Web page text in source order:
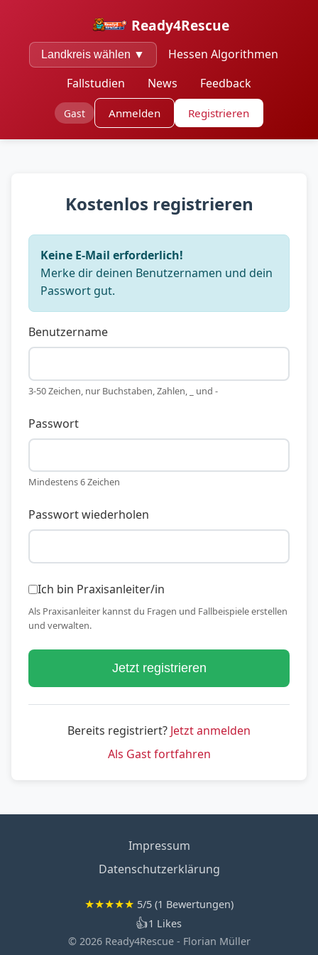
Ready4Rescue
Landkreis wählen ▼
Hessen Algorithmen
Fallstudien
News Feedback
Gast Anmelden Registrieren
Kostenlos registrieren
Keine E-Mail erforderlich!
Merke dir deinen Benutzernamen und dein
Passwort gut.
Benutzername
3-50 Zeichen, nur Buchstaben, Zahlen, _ und -
Passwort
Mindestens 6 Zeichen
Passwort wiederholen
Ich bin Praxisanleiter/in
Als Praxisanleiter kannst du Fragen und Fallbeispiele erstellen
und verwalten.
Jetzt registrieren
Bereits registriert? Jetzt anmelden
Als Gast fortfahren
Impressum
Datenschutzerklärung
★★★★★ 5/5 (1 Bewertungen)
👍1 Likes
© 2026 Ready4Rescue - Florian Müller